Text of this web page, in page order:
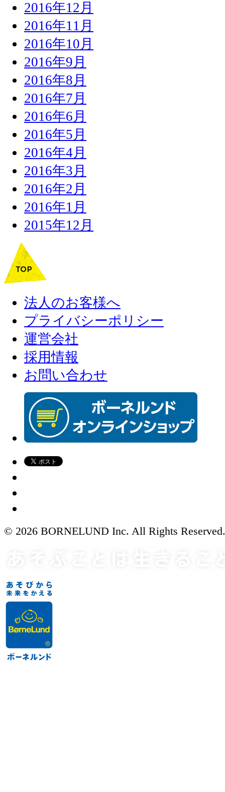
2016年12月
2016年11月
2016年10月
2016年9月
2016年8月
2016年7月
2016年6月
2016年5月
2016年4月
2016年3月
2016年2月
2016年1月
2015年12月
法人のお客様へ
プライバシーポリシー
運営会社
採用情報
お問い合わせ
© 2026 BORNELUND Inc. All Rights Reserved.